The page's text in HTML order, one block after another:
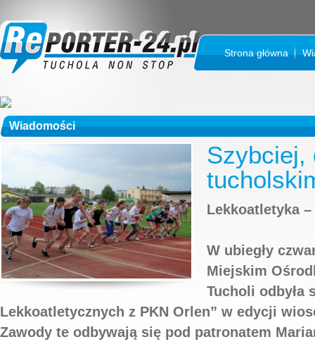
Strona główna
Wiadomości
Szybciej,
Lekkoatletyka
W ubiegły
Miejskim
Tucholi odbyła
Lekkoatletycznych z PKN Orlen” w edycji
Zawody te odbywają się pod patronatem